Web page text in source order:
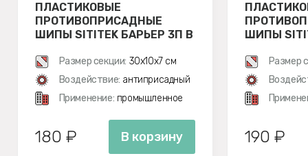
ПЛАСТИКОВЫЕ
ПРОТИВОПРИСАДНЫЕ
ШИПЫ SITITEK БАРЬЕР 3П В
Размер секции: 30х10х7 см
Воздействие: антиприсадный
Применение: промышленное
180 ₽ В корзину
ШИПЫ
Размер
190 ₽